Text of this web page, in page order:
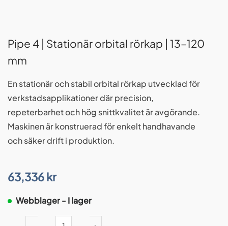
Pipe 4 | Stationär orbital rörkap | 13–120
mm
En stationär och stabil orbital rörkap utvecklad för
verkstadsapplikationer där precision,
repeterbarhet och hög snittkvalitet är avgörande.
Maskinen är konstruerad för enkelt handhavande
och säker drift i produktion.
63,336kr
Webblager - I lager
Pipe 4 | Stationär orbital rörkap | 13–120 mm mängd